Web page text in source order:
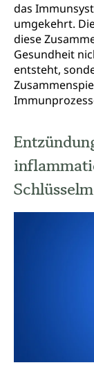
das
umgekehrt.
diese
Gesundheit
entsteht,